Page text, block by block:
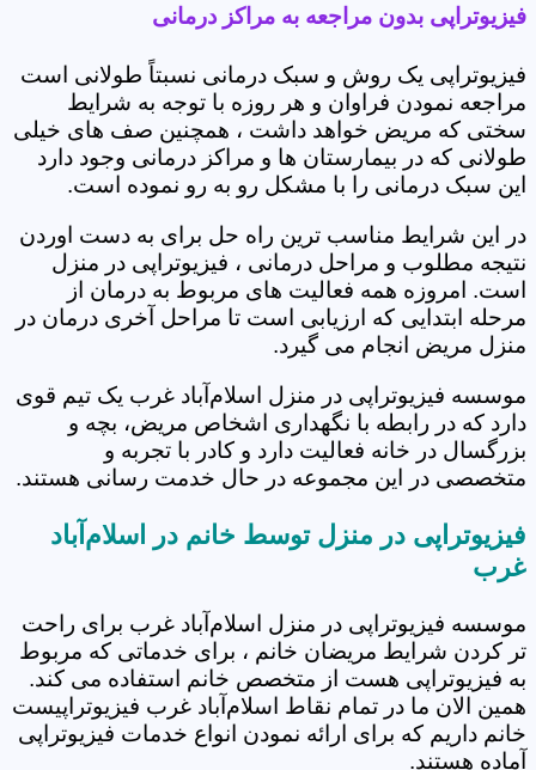
فیزیوتراپی بدون مراجعه به مراکز درمانی
فیزیوتراپی یک روش و سبک درمانی نسبتاً طولانی است
مراجعه نمودن فراوان و هر روزه با توجه به شرایط
سختی که مریض خواهد داشت ، همچنین صف های خیلی
طولانی که در بیمارستان ها و مراکز درمانی وجود دارد
این سبک درمانی را با مشکل رو به رو نموده است.
در این شرایط مناسب ترین راه حل برای به دست اوردن
نتیجه مطلوب و مراحل درمانی ، فیزیوتراپی در منزل
است. امروزه همه فعالیت های مربوط به درمان از
مرحله ابتدایی که ارزیابی است تا مراحل آخری درمان در
منزل مریض انجام می گیرد.
موسسه فیزیوتراپی در منزل اسلام‌آباد غرب یک تیم قوی
دارد که در رابطه با نگهداری اشخاص مریض، بچه و
بزرگسال در خانه فعالیت دارد و کادر با تجربه و
متخصصی در این مجموعه در حال خدمت رسانی هستند.
فیزیوتراپی در منزل توسط خانم در اسلام‌آباد
غرب
موسسه فیزیوتراپی در منزل اسلام‌آباد غرب برای راحت
تر کردن شرایط مریضان خانم ، برای خدماتی که مربوط
به فیزیوتراپی هست از متخصص خانم استفاده می کند.
همین الان ما در تمام نقاط اسلام‌آباد غرب فیزیوتراپیست
خانم داریم که برای ارائه نمودن انواع خدمات فیزیوتراپی
آماده هستند.